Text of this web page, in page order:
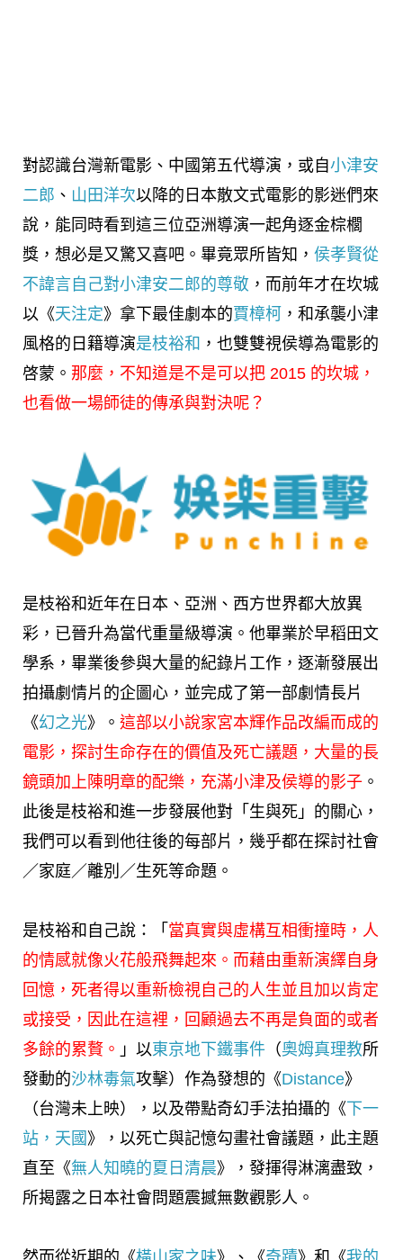
對認識台灣新電影、中國第五代導演，或自 小津安
二郎 、 山田洋次以降的日本散文式電影的影迷們來
說，能同時看到這三位亞洲導演一起角逐金棕櫚
獎，想必是又驚又喜吧。畢竟眾所皆知， 侯孝賢從
不諱言自己對小津安二郎的尊敬 ，而前年才在坎城
以《天注定》拿下最佳劇本的賈樟柯 ，和承襲小津
風格的日籍導演是枝裕和 ，也雙雙視侯導為電影的
啓蒙。 那麼，不知道是不是可以把 2015 的坎城，
也看做一場師徒的傳承與對決呢？
是枝裕和近年在日本、亞洲、西方世界都大放異
彩，已晉升為當代重量級導演。他畢業於早稻田文
學系，畢業後參與大量的紀錄片工作，逐漸發展出
拍攝劇情片的企圖心，並完成了第一部劇情長片
《幻之光》。 這部以小說家宮本輝作品改編而成的
電影，探討生命存在的價值及死亡議題，大量的長
鏡頭加上 陳明章的配樂，充滿小津及侯導的影子 。
此後是枝裕和進一步發展他對「生與死」的關心，
我們可以看到他往後的每部片，幾乎都在探討社會
／家庭／離別／生死等命題。
是枝裕和自己說：「 當真實與虛構互相衝撞時，人
的情感就像火花般飛舞起來。而藉由重新演繹自身
回憶，死者得以重新檢視自己的人生並且加以肯定
或接受，因此在這裡，回顧過去不再是負面的或者
多餘的累贅。 」以東京地下鐵事件 （奧姆真理教所
發動的沙林毒氣攻擊）作為發想的《Distance》
（台灣未上映），以及帶點奇幻手法拍攝的《下一
站，天國 》，以死亡與記憶勾畫社會議題，此主題
直至《無人知曉的夏日清晨》，發揮得淋漓盡致，
所揭露之日本社會問題震撼無數觀影人。